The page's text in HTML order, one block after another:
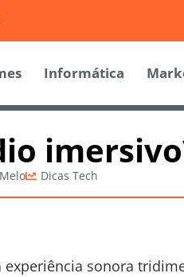
Informática
Dicas Tech
sonora